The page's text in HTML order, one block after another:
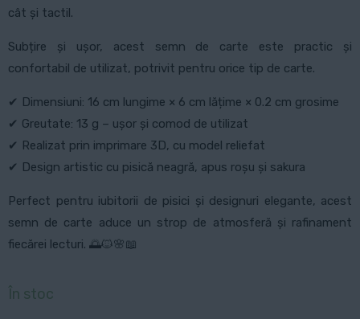
cât și tactil.
Subțire și ușor, acest semn de carte este practic și
confortabil de utilizat, potrivit pentru orice tip de carte.
✔ Dimensiuni: 16 cm lungime × 6 cm lățime × 0.2 cm grosime
✔ Greutate: 13 g – ușor și comod de utilizat
✔ Realizat prin imprimare 3D, cu model reliefat
✔ Design artistic cu pisică neagră, apus roșu și sakura
Perfect pentru iubitorii de pisici și designuri elegante, acest
semn de carte aduce un strop de atmosferă și rafinament
fiecărei lecturi. 🌅🐱🌸📖
În stoc